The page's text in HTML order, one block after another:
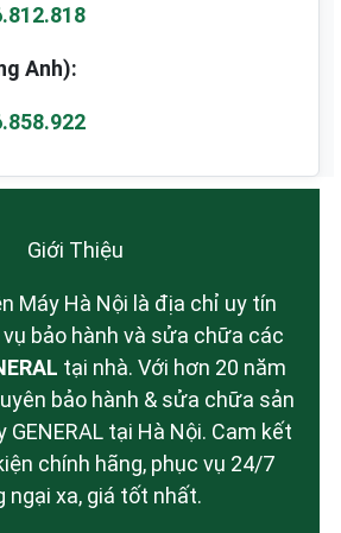
Anh):
Giới Thiệu
Máy Hà Nội là địa chỉ uy tín
bảo hành và sửa chữa các
tại nhà. Với hơn 20 năm
bảo hành & sửa chữa sản
tại Hà Nội. Cam kết
chính hãng, phục vụ 24/7
ngại xa, giá tốt nhất.